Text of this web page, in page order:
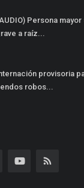
Persona
a raíz...
provisoria
robos...